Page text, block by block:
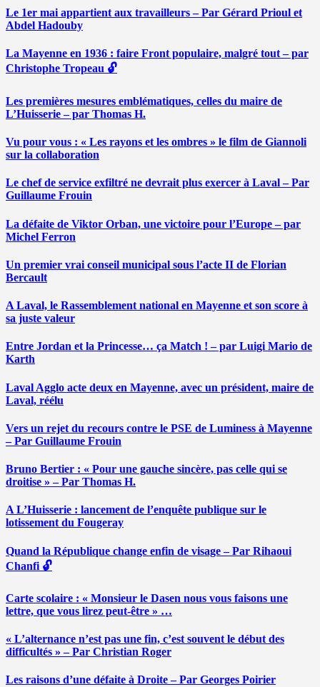
Le 1er mai appartient aux travailleurs – Par Gérard Prioul et
Abdel Hadouby
La Mayenne en 1936 : faire Front populaire, malgré tout – par
Christophe Tropeau 🔓
Les premières mesures emblématiques, celles du maire de
L’Huisserie – par Thomas H.
Vu pour vous : « Les rayons et les ombres » le film de Giannoli
sur la collaboration
Le chef de service exfiltré ne devrait plus exercer à Laval – Par
Guillaume Frouin
La défaite de Viktor Orban, une victoire pour l’Europe – par
Michel Ferron
Un premier vrai conseil municipal sous l’acte II de Florian
Bercault
A Laval, le Rassemblement national en Mayenne et son score à
sa juste valeur
Entre Jordan et la Princesse… ça Match ! – par Luigi Mario de
Karth
Laval Agglo acte deux en Mayenne, avec un président, maire de
Laval, réélu
Vers un rejet du recours contre le PSE de Luminess à Mayenne
– Par Guillaume Frouin
Bruno Bertier : « Pour une gauche sincère, pas celle qui se
droitise » – Par Thomas H.
A L’Huisserie : lancement de l’enquête publique sur le
lotissement du Fougeray
Quand la République change enfin de visage – Par Rihaoui
Chanfi 🔓
Carte scolaire : « Monsieur le Dasen nous vous faisons une
lettre, que vous lirez peut-être » …
« L’alternance n’est pas une fin, c’est souvent le début des
difficultés » – Par Christian Roger
Les raisons d’une défaite à Droite – Par Georges Poirier